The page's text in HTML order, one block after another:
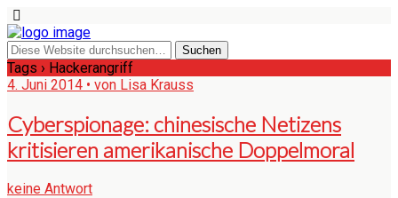
Tags › Hackerangriff
4. Juni 2014 • von Lisa Krauss
Cyberspionage: chinesische Netizens
kritisieren amerikanische Doppelmoral
keine Antwort